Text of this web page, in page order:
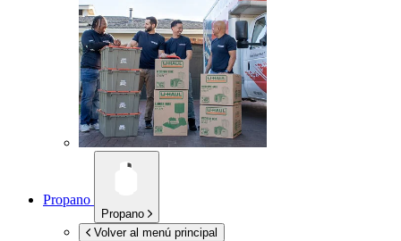
Propano
Propano
Volver al menú principal